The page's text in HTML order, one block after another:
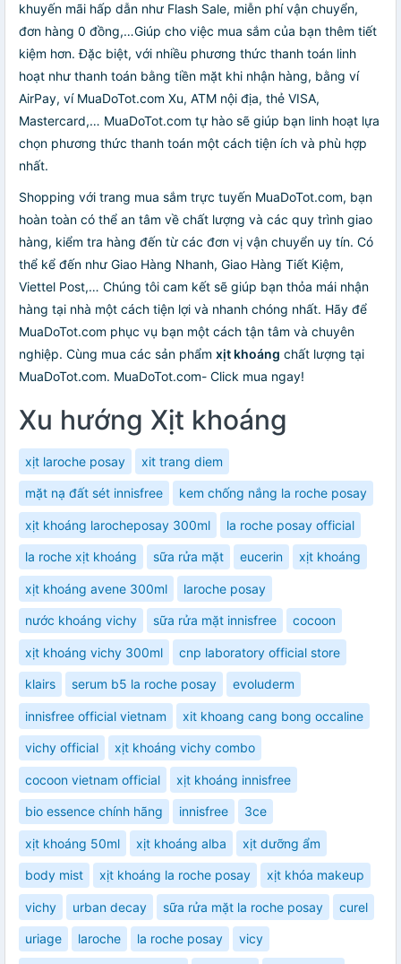
khuyến mãi hấp dẫn như Flash Sale, miễn phí vận chuyển,
đơn hàng 0 đồng,…Giúp cho việc mua sắm của bạn thêm tiết
kiệm hơn. Đặc biệt, với nhiều phương thức thanh toán linh
hoạt như thanh toán bằng tiền mặt khi nhận hàng, bằng ví
AirPay, ví MuaDoTot.com Xu, ATM nội địa, thẻ VISA,
Mastercard,… MuaDoTot.com tự hào sẽ giúp bạn linh hoạt lựa
chọn phương thức thanh toán một cách tiện ích và phù hợp
nhất.
Shopping với trang mua sắm trực tuyến MuaDoTot.com, bạn
hoàn toàn có thể an tâm về chất lượng và các quy trình giao
hàng, kiểm tra hàng đến từ các đơn vị vận chuyển uy tín. Có
thể kể đến như Giao Hàng Nhanh, Giao Hàng Tiết Kiệm,
Viettel Post,… Chúng tôi cam kết sẽ giúp bạn thỏa mái nhận
hàng tại nhà một cách tiện lợi và nhanh chóng nhất. Hãy để
MuaDoTot.com phục vụ bạn một cách tận tâm và chuyên
nghiệp. Cùng mua các sản phẩm xịt khoáng chất lượng tại
MuaDoTot.com. MuaDoTot.com- Click mua ngay!
Xu hướng Xịt khoáng
xịt laroche posay xit trang diem
mặt nạ đất sét innisfree kem chống nắng la roche posay
xịt khoáng larocheposay 300ml la roche posay official
la roche xịt khoáng sữa rửa mặt eucerin xịt khoáng
xịt khoáng avene 300ml laroche posay
nước khoáng vichy sữa rửa mặt innisfree cocoon
xịt khoáng vichy 300ml cnp laboratory official store
klairs serum b5 la roche posay evoluderm
innisfree official vietnam xit khoang cang bong occaline
vichy official xịt khoáng vichy combo
cocoon vietnam official xịt khoáng innisfree
bio essence chính hãng innisfree 3ce
xịt khoáng 50ml xịt khoáng alba xịt dưỡng ẩm
body mist xịt khoáng la roche posay xịt khóa makeup
vichy urban decay sữa rửa mặt la roche posay curel
uriage laroche la roche posay vicy